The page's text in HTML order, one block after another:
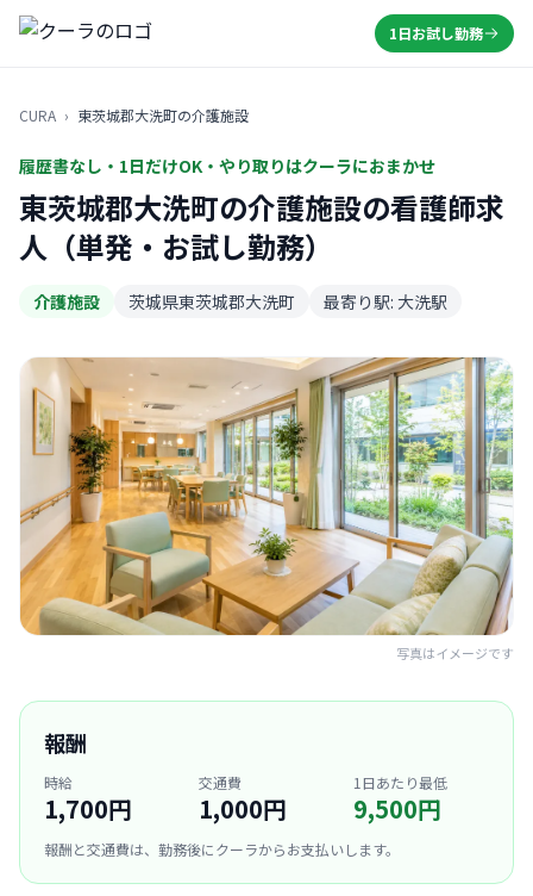
1日お試し勤務
CURA › 東茨城郡大洗町の介護施設
履歴書なし・1日だけOK・やり取りはクーラにおまかせ
東茨城郡大洗町の介護施設の看護師求
人（単発・お試し勤務）
介護施設 茨城県東茨城郡大洗町 最寄り駅: 大洗駅
写真はイメージです
報酬
時給
1,700円
交通費
1,000円
1日あたり最低
9,500円
報酬と交通費は、勤務後にクーラからお支払いします。